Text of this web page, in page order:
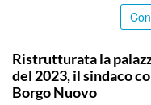
Ristrutturata la
del 2023, il sindaco
Borgo Nuovo